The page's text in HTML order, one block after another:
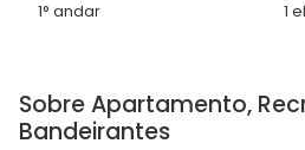
1° andar 1
Sobre Apartamento,
Bandeirantes